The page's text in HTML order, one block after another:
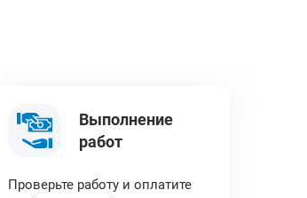
Выполнение
работ
Проверьте работу и оплатите